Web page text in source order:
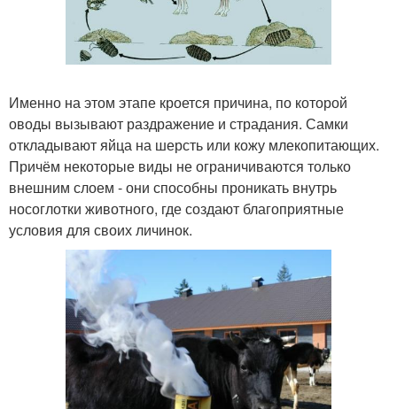
Именно на этом этапе кроется причина, по которой
оводы вызывают раздражение и страдания. Самки
откладывают яйца на шерсть или кожу млекопитающих.
Причём некоторые виды не ограничиваются только
внешним слоем - они способны проникать внутрь
носоглотки животного, где создают благоприятные
условия для своих личинок.